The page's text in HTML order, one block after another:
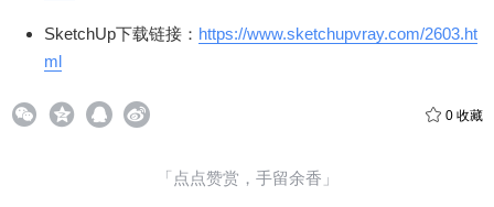
SketchUp下载链接： https://www.sketchupvray.com/2603.ht
ml
0 收藏
「点点赞赏，手留余香」